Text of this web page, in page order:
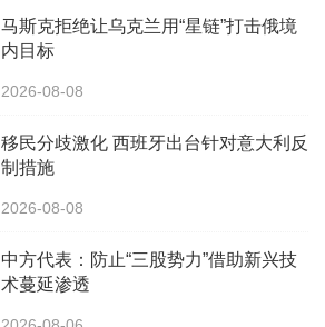
马斯克拒绝让乌克兰用“星链”打击俄境
内目标
2026-08-08
移民分歧激化 西班牙出台针对意大利反
制措施
2026-08-08
中方代表：防止“三股势力”借助新兴技
术蔓延渗透